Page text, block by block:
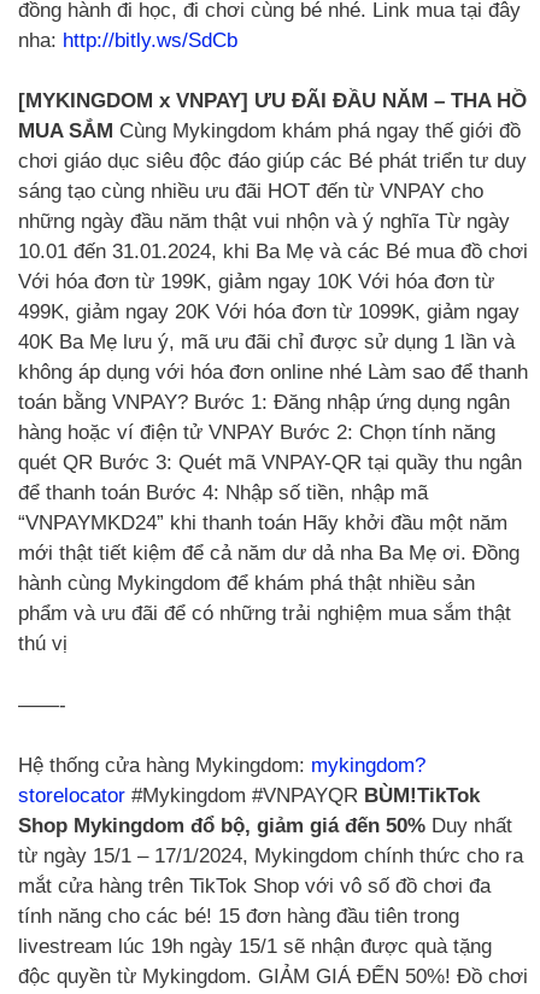
đồng hành đi học, đi chơi cùng bé nhé. Link mua tại đây
nha: http://bitly.ws/SdCb
[MYKINGDOM x VNPAY] ƯU ĐÃI ĐẦU NĂM – THA HỒ
MUA SẮM Cùng Mykingdom khám phá ngay thế giới đồ
chơi giáo dục siêu độc đáo giúp các Bé phát triển tư duy
sáng tạo cùng nhiều ưu đãi HOT đến từ VNPAY cho
những ngày đầu năm thật vui nhộn và ý nghĩa Từ ngày
10.01 đến 31.01.2024, khi Ba Mẹ và các Bé mua đồ chơi
Với hóa đơn từ 199K, giảm ngay 10K Với hóa đơn từ
499K, giảm ngay 20K Với hóa đơn từ 1099K, giảm ngay
40K Ba Mẹ lưu ý, mã ưu đãi chỉ được sử dụng 1 lần và
không áp dụng với hóa đơn online nhé Làm sao để thanh
toán bằng VNPAY? Bước 1: Đăng nhập ứng dụng ngân
hàng hoặc ví điện tử VNPAY Bước 2: Chọn tính năng
quét QR Bước 3: Quét mã VNPAY-QR tại quầy thu ngân
để thanh toán Bước 4: Nhập số tiền, nhập mã
“VNPAYMKD24” khi thanh toán Hãy khởi đầu một năm
mới thật tiết kiệm để cả năm dư dả nha Ba Mẹ ơi. Đồng
hành cùng Mykingdom để khám phá thật nhiều sản
phẩm và ưu đãi để có những trải nghiệm mua sắm thật
thú vị
——-
Hệ thống cửa hàng Mykingdom: mykingdom?
storelocator #Mykingdom #VNPAYQR BÙM!TikTok
Shop Mykingdom đổ bộ, giảm giá đến 50% Duy nhất
từ ngày 15/1 – 17/1/2024, Mykingdom chính thức cho ra
mắt cửa hàng trên TikTok Shop với vô số đồ chơi đa
tính năng cho các bé! 15 đơn hàng đầu tiên trong
livestream lúc 19h ngày 15/1 sẽ nhận được quà tặng
độc quyền từ Mykingdom. GIẢM GIÁ ĐẾN 50%! Đồ chơi